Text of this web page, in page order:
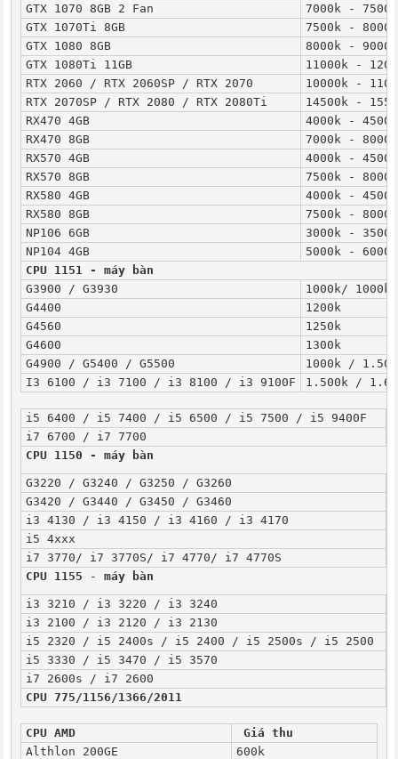
GTX 1070 8GB 2 Fan
7000k - 7500k
GTX 1070Ti 8GB
7500k - 8000k
GTX 1080 8GB
8000k - 9000k
GTX 1080Ti 11GB
11000k -
RTX 2060 / RTX 2060SP / RTX 2070
10000k -
RTX 2070SP / RTX 2080 / RTX 2080Ti
14500k -
RX470 4GB
4000k - 4500k
RX470 8GB
7000k - 8000k
RX570 4GB
4000k - 4500k
RX570 8GB
7500k - 8000k
RX580 4GB
4000k - 4500k
RX580 8GB
7500k - 8000k
NP106 6GB
3000k - 3500k
NP104 4GB
5000k - 6000k
CPU 1151 - máy bàn
G3900 / G3930
1000k/ 1000k
G4400
1200k
G4560
1250k
G4600
1300k
G4900 / G5400 / G5500
1000k /
I3 6100 / i3 7100 / i3 8100 / i3 9100F
1.500k /
i5 6400 / i5 7400 / i5 6500 / i5 7500 / i5 9400F
i7 6700 / i7 7700
CPU 1150 - máy bàn
G3220 / G3240 / G3250 / G3260
G3420 / G3440 / G3450 / G3460
i3 4130 / i3 4150 / i3 4160 / i3 4170
i5 4xxx
i7 3770/ i7 3770S/ i7 4770/ i7 4770S
CPU 1155 - máy bàn
i3 3210 / i3 3220 / i3 3240
i3 2100 / i3 2120 / i3 2130
i5 2320 / i5 2400s / i5 2400 / i5 2500s / i5 2500
i5 3330 / i5 3470 / i5 3570
i7 2600s / i7 2600
CPU 775/1156/1366/2011
CPU AMD
Giá thu
Althlon 200GE
600k